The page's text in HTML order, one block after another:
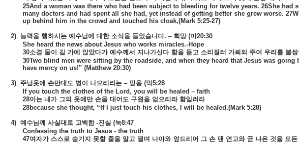
25And a woman was there who had been subject to bleeding for twelve years. 26She had
many doctors and had spent all she had, yet instead of getting better she grew worse.
up behind him in the crowd and touched his cloak,(Mark 5:25-27)
2) 능력을 행하시는 예수님에 대한 소식을 들었습니다. – 희망 (마20:30
She heard the news about Jesus who works miracles.-Hope
30소경 둘이 길 가에 앉았다가 예수께서 지나가신다 함을 듣고 소리질러 가뢰되 주여 우리를 불쌍
30Two blind men were sitting by the roadside, and when they heard that Jesus was going
have mercy on us!” (Matthew 20:30)
3) 주님옷에 손만대도 병이 나으리라는 – 믿음 (막5:28
If you touch the clothes of the Lord, you will be healed – faith
28이는 내가 그의 옷에만 손을 대어도 구원을 얻으리라 함일러라
28because she thought, “If I just touch his clothes, I will be healed.(Mark 5:28)
4) 예수님께 사실대로 고백함-진실 (눅8:47
Confessing the truth to Jesus - the truth
47여자가 스스로 숨기지 못할 줄을 알고 떨며 나아와 엎드리어 그 손 댄 연고와 곧 나은 것을 모든